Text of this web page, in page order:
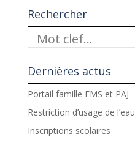
Rechercher
Dernières actus
Portail famille EMS et PAJ
Restriction d’usage de l’eau
Inscriptions scolaires